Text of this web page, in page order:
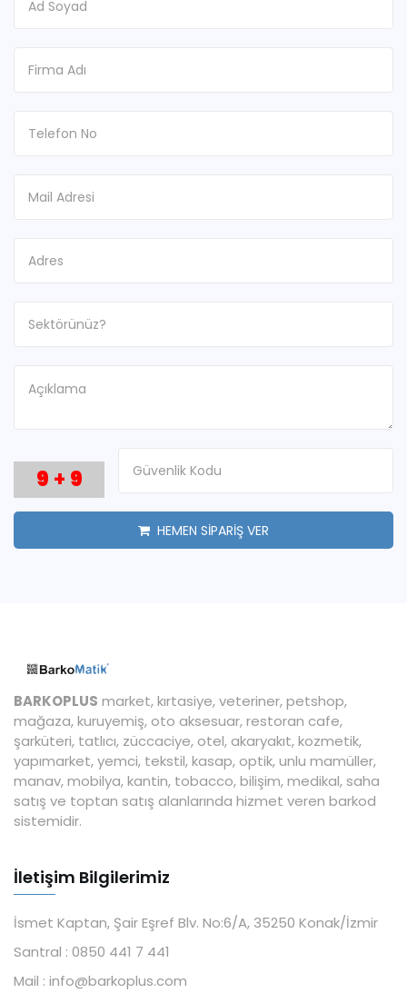
9 + 9
HEMEN SİPARİŞ VER
BARKOPLUS market, kırtasiye, veteriner, petshop,
mağaza, kuruyemiş, oto aksesuar, restoran cafe,
şarküteri, tatlıcı, züccaciye, otel, akaryakıt, kozmetik,
yapımarket, yemci, tekstil, kasap, optik, unlu mamüller,
manav, mobilya, kantin, tobacco, bilişim, medikal, saha
satış ve toptan satış alanlarında hizmet veren barkod
sistemidir.
İletişim Bilgilerimiz
İsmet Kaptan, Şair Eşref Blv. No:6/A, 35250 Konak/İzmir
Santral : 0850 441 7 441
Mail : info@barkoplus.com